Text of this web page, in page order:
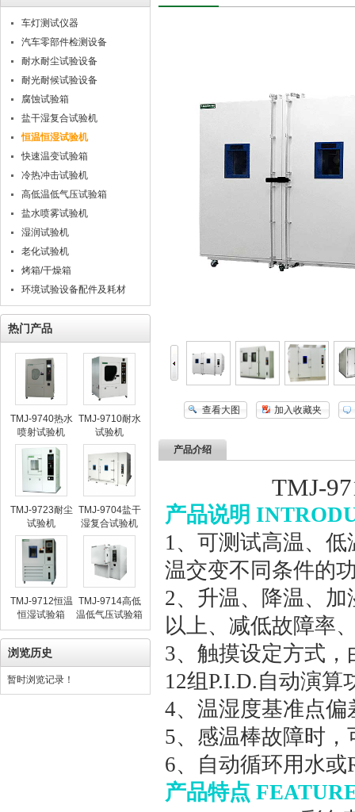
车灯测试仪器
汽车零部件检测设备
耐水耐尘试验设备
耐光耐候试验设备
腐蚀试验箱
盐干湿复合试验机
恒温恒湿试验机
快速温变试验箱
冷热冲击试验机
高低温低气压试验箱
盐水喷雾试验机
湿润试验机
老化试验机
烤箱/干燥箱
环境试验设备配件及耗材
热门产品
TMJ-9740热水
喷射试验机
TMJ-9710耐水
试验机
TMJ-9723耐尘
试验机
TMJ-9704盐干
湿复合试验机
TMJ-9712恒温
恒湿试验箱
TMJ-9714高低
温低气压试验箱
浏览历史
暂时浏览记录！
查看大图 加入收藏夹
产品介绍
TMJ-
产品说明
1、可测试高温、
温交变不同条件的
2、升温、降温、
以上、减低故障率
3、触摸设定方式
12组P.I.D.自动演算
4、温湿度基准点
5、感温棒故障时
6、自动循环用水或
产品特点